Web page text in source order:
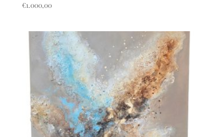
€1.000,00